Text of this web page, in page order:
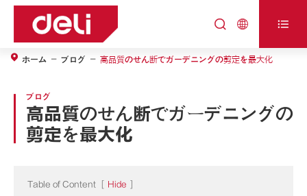
  
ホーム ブログ 高品質のせん断でガーデニングの剪定を最大化
ブログ
高品質のせん断でガーデニングの
剪定を最大化
Table of Content Hide